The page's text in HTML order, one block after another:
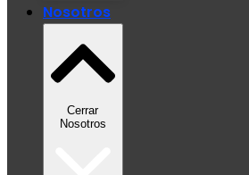
Nosotros
Cerrar
Nosotros